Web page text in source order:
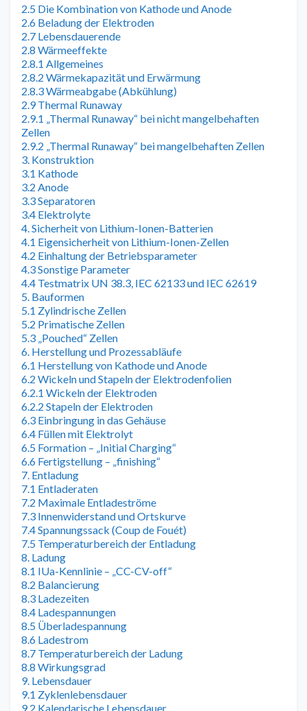
2.5 Die Kombination von Kathode und Anode
2.6 Beladung der Elektroden
2.7 Lebensdauerende
2.8 Wärmeeffekte
2.8.1 Allgemeines
2.8.2 Wärmekapazität und Erwärmung
2.8.3 Wärmeabgabe (Abkühlung)
2.9 Thermal Runaway
2.9.1 „Thermal Runaway“ bei nicht mangelbehaften
Zellen
2.9.2 „Thermal Runaway“ bei mangelbehaften Zellen
3. Konstruktion
3.1 Kathode
3.2 Anode
3.3 Separatoren
3.4 Elektrolyte
4. Sicherheit von Lithium-Ionen-Batterien
4.1 Eigensicherheit von Lithium-Ionen-Zellen
4.2 Einhaltung der Betriebsparameter
4.3 Sonstige Parameter
4.4 Testmatrix UN 38.3, IEC 62133 und IEC 62619
5. Bauformen
5.1 Zylindrische Zellen
5.2 Primatische Zellen
5.3 „Pouched“ Zellen
6. Herstellung und Prozessabläufe
6.1 Herstellung von Kathode und Anode
6.2 Wickeln und Stapeln der Elektrodenfolien
6.2.1 Wickeln der Elektroden
6.2.2 Stapeln der Elektroden
6.3 Einbringung in das Gehäuse
6.4 Füllen mit Elektrolyt
6.5 Formation – „Initial Charging“
6.6 Fertigstellung – „finishing“
7. Entladung
7.1 Entladeraten
7.2 Maximale Entladeströme
7.3 Innenwiderstand und Ortskurve
7.4 Spannungssack (Coup de Fouét)
7.5 Temperaturbereich der Entladung
8. Ladung
8.1 IUa-Kennlinie – „CC-CV-off“
8.2 Balancierung
8.3 Ladezeiten
8.4 Ladespannungen
8.5 Überladespannung
8.6 Ladestrom
8.7 Temperaturbereich der Ladung
8.8 Wirkungsgrad
9. Lebensdauer
9.1 Zyklenlebensdauer
9.2 Kalendarische Lebensdauer